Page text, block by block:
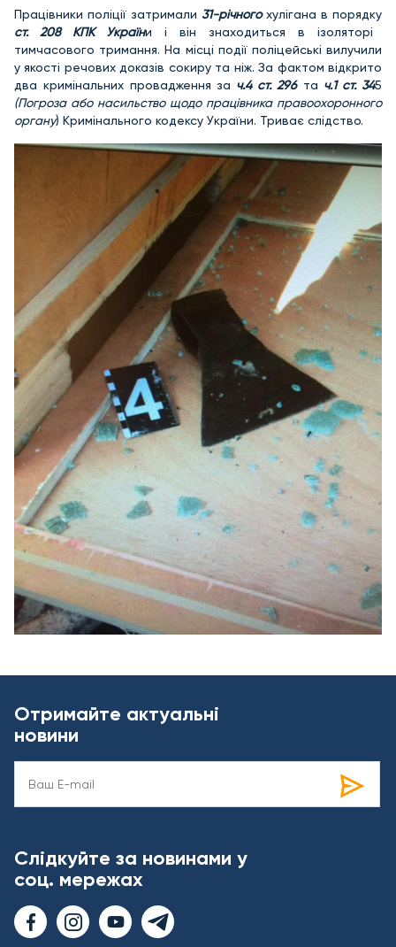
Працівники поліції затримали 31-річногохулігана в порядку
ст. 208 КПК України і він знаходиться в ізоляторі
тимчасового тримання. На місці події поліцейські вилучили
у якості речових доказів сокиру та ніж. За фактом відкрито
два кримінальних провадження за ч.4 ст. 296та ч.1 ст. 345
(Погроза або насильство щодо працівника правоохоронного
органу) Кримінального кодексу України. Триває слідство.
Отримайте актуальні
новини
Слідкуйте за новинами у
соц. мережах